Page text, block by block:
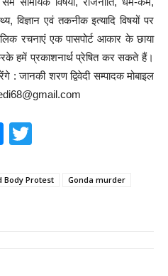
विज्ञान एवं तकनीक इत्यादि विषयों पर
रचनाएं एक पासपोर्ट आकार के छाया
हमें प्रकाशनार्थ प्रेषित कर सकते हैं।
: जानकी शरण द्विवेदी सम्पादक मोबाइल
M
ss tt
Body Protest
Gonda murder